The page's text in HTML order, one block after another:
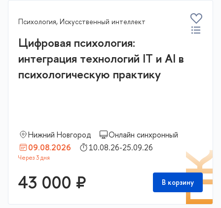
Психология, Искусственный интеллект
Цифровая психология:
интеграция технологий IT и AI в
психологическую практику
Нижний Новгород
Онлайн синхронный
09.08.2026
10.08.26-25.09.26
43 000 ₽ В корзину